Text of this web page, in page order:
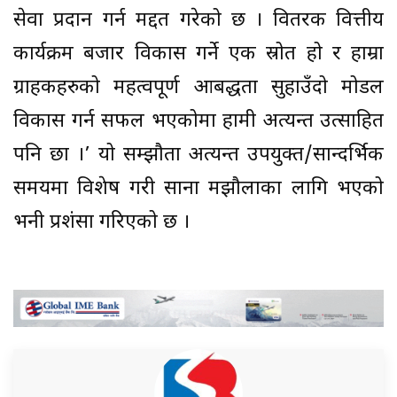
सेवा प्रदान गर्न मद्दत गरेको छ । वितरक वित्तीय
कार्यक्रम बजार विकास गर्ने एक स्रोत हो र हाम्रा
ग्राहकहरुको महत्वपूर्ण आबद्धता सुहाउँदो मोडल
विकास गर्न सफल भएकोमा हामी अत्यन्त उत्साहित
पनि छौं ।’ यो सम्झौता अत्यन्त उपयुक्त/सान्दर्भिक
समयमा विशेष गरी साना मझौलाका लागि भएको
भनी प्रशंसा गरिएको छ ।